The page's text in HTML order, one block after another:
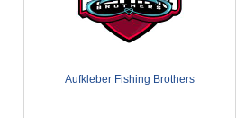
Aufkleber Fishing Brothers